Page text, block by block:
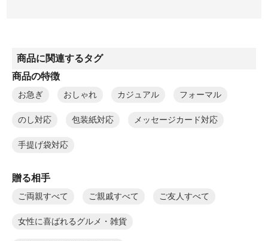
商品に関連するタグ
商品の特徴
お急ぎ おしゃれ カジュアル フォーマル
のし対応 包装紙対応 メッセージカード対応
手提げ袋対応
贈る相手
ご両親すべて ご親戚すべて ご友人すべて
女性に喜ばれるグルメ・雑貨